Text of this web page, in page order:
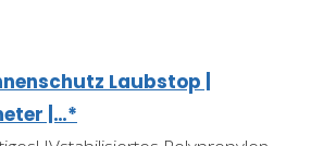
Laubstop |
|…*